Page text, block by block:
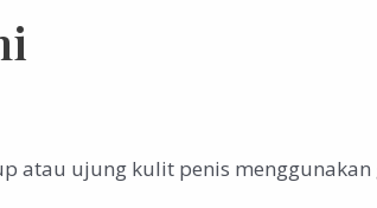
atau ujung kulit penis